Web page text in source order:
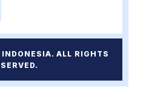
ALL RIGHTS